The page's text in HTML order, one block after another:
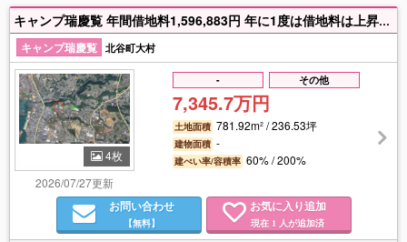
キャンプ瑞慶覧 年間借地料1,596,883円 年に1度は借地料は上昇しています。安定的な投資になります。お気軽にお問い合わせ下さい。
キャンプ瑞慶覧 北谷町大村
4枚
2026/07/27更新
- その他
7,345.7万円
土地面積 781.92m² / 236.53坪
建物面積 -
建ぺい率/容積率 60% / 200%
お問い合わせ
【無料】
お気に入り追加
現在 1 人が追加済